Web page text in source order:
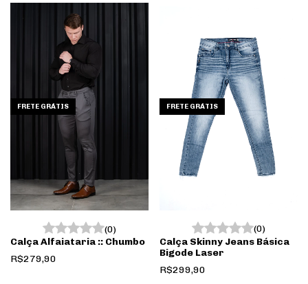
FRETE GRÁTIS
(0)
Calça Alfaiataria :: Chumbo
R$279,90
FRETE GRÁTIS
(0)
Calça Skinny Jeans Básica
Bigode Laser
R$299,90